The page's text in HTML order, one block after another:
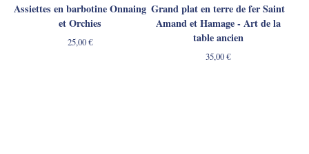
Assiettes en barbotine Onnaing
et Orchies
25,00€
Grand plat en terre de fer Saint
Amand et Hamage - Art de la
table ancien
35,00€